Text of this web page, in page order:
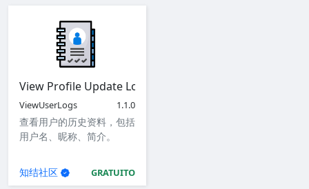
View Profile Update Logs
ViewUserLogs 1.1.0
查看用户的历史资料，包括
用户名、昵称、简介。
知结社区 GRATUITO